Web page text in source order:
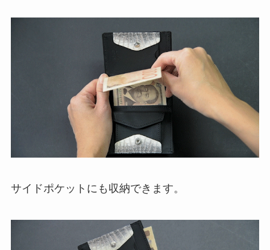
サイドポケットにも収納できます。